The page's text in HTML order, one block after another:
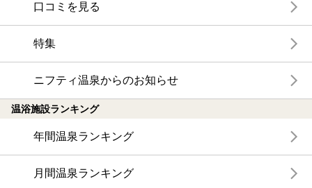
口コミを見る
特集
ニフティ温泉からのお知らせ
温浴施設ランキング
年間温泉ランキング
月間温泉ランキング